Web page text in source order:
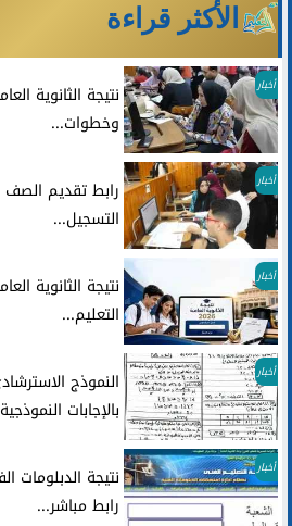
الأكثر قراءة
أخبار
وخطوات...
أخبار
التسجيل...
أخبار
التعليم...
أخبار
بالإجابات النموذجية
أخبار
رابط مباشر...